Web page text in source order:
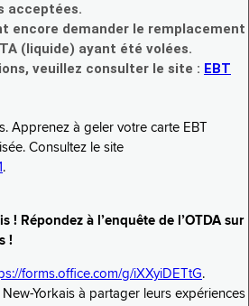
acceptées.
encore demander le remplacement
(liquide) ayant été volées.
veuillez consulter le site : EBT
Apprenez à geler votre carte EBT
Consultez le site
.
! Répondez à l’enquête de l’OTDA sur
!
forms.office.com/g/iXXyiDETtG.
Yorkais à partager leurs expériences